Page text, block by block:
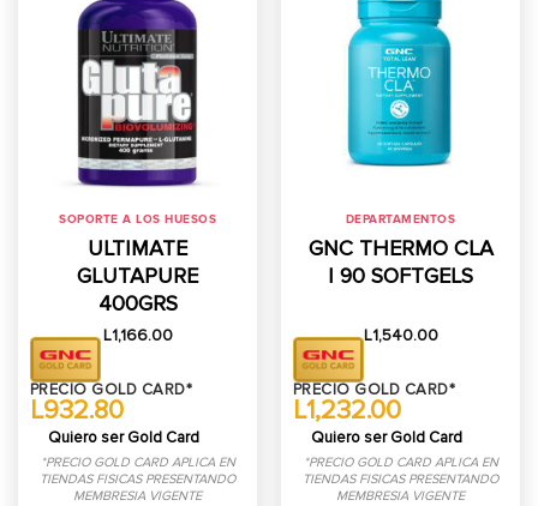
SOPORTE A LOS HUESOS
ULTIMATE
GLUTAPURE
400GRS
L1,166.00
PRECIO GOLD CARD*
L932.80
Quiero ser Gold Card
*PRECIO GOLD CARD APLICA EN
TIENDAS FISICAS PRESENTANDO
MEMBRESIA VIGENTE
DEPARTAMENTOS
GNC THERMO CLA
| 90 SOFTGELS
L1,540.00
PRECIO GOLD CARD*
L1,232.00
Quiero ser Gold Card
*PRECIO GOLD CARD APLICA EN
TIENDAS FISICAS PRESENTANDO
MEMBRESIA VIGENTE